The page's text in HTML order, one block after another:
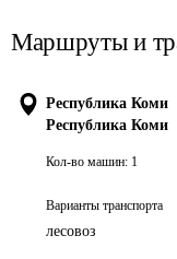
Маршруты и
Республика Коми
Республика Коми
Кол-во машин: 1
Варианты транспорта
лесовоз